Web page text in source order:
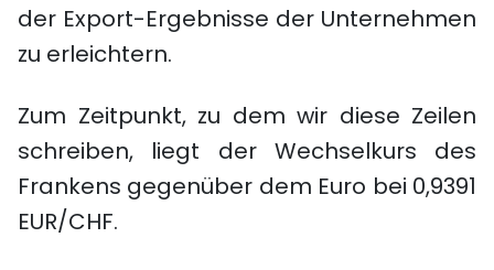
der Export-Ergebnisse der Unternehmen
zu erleichtern.
Zum Zeitpunkt, zu dem wir diese Zeilen
schreiben, liegt der Wechselkurs des
Frankens gegenüber dem Euro bei 0,9391
EUR/CHF.